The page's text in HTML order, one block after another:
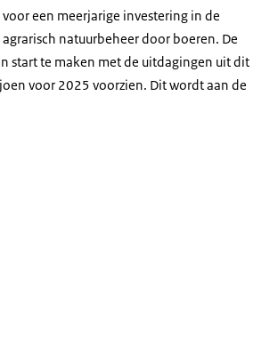
een meerjarige investering in de
natuurbeheer door boeren. De
start te maken met de uitdagingen uit dit
voor 2025 voorzien. Dit wordt aan de